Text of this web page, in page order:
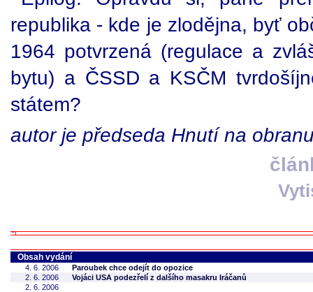
republika - kde je zlodějna, byť
1964 potvrzená (regulace a
bytu) a ČSSD a KSČM
státem?
autor je předseda Hnutí na
Obsah vydání
4. 6. 2006
Paroubek chce odejít do opozice
2. 6. 2006
Vojáci USA podezřelí z dalšího masakru Iráčanů
2. 6. 2006